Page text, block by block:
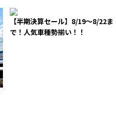
【半期決算セール】8/19～8/22ま
で！人気車種勢揃い！！